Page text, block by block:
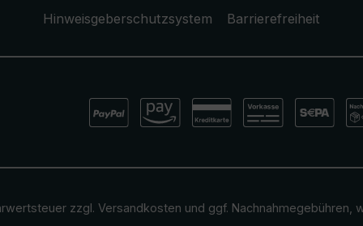
Hinweisgeberschutzsystem
Barrierefreiheit
zzgl. Versandkosten und ggf. Nachnahmegebühren,